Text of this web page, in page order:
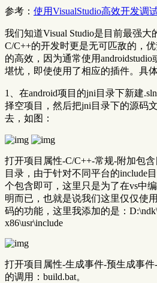
参考： 使用VisualStudio高效开发调
我们知道Visual Studio是目前最强大
C/C++的开发时更是无可匹敌的，
的高效，因为通常使用androidstudio
堪忧，即使使用了相应的插件。具
1、在android项目的jni目录下新建
择空项目，然后把jni目录下的源码
去，如图：
打开项目属性-C/C++-常规-附加包
目录，由于针对不同平台的include
个包含即可，这里只是为了在vs中
明而已，也就是说我们这里仅仅使
码的功能，这里我添加的是：
x86\usr\include
打开项目属性-生成事件-预生成事
的调用：build.bat。